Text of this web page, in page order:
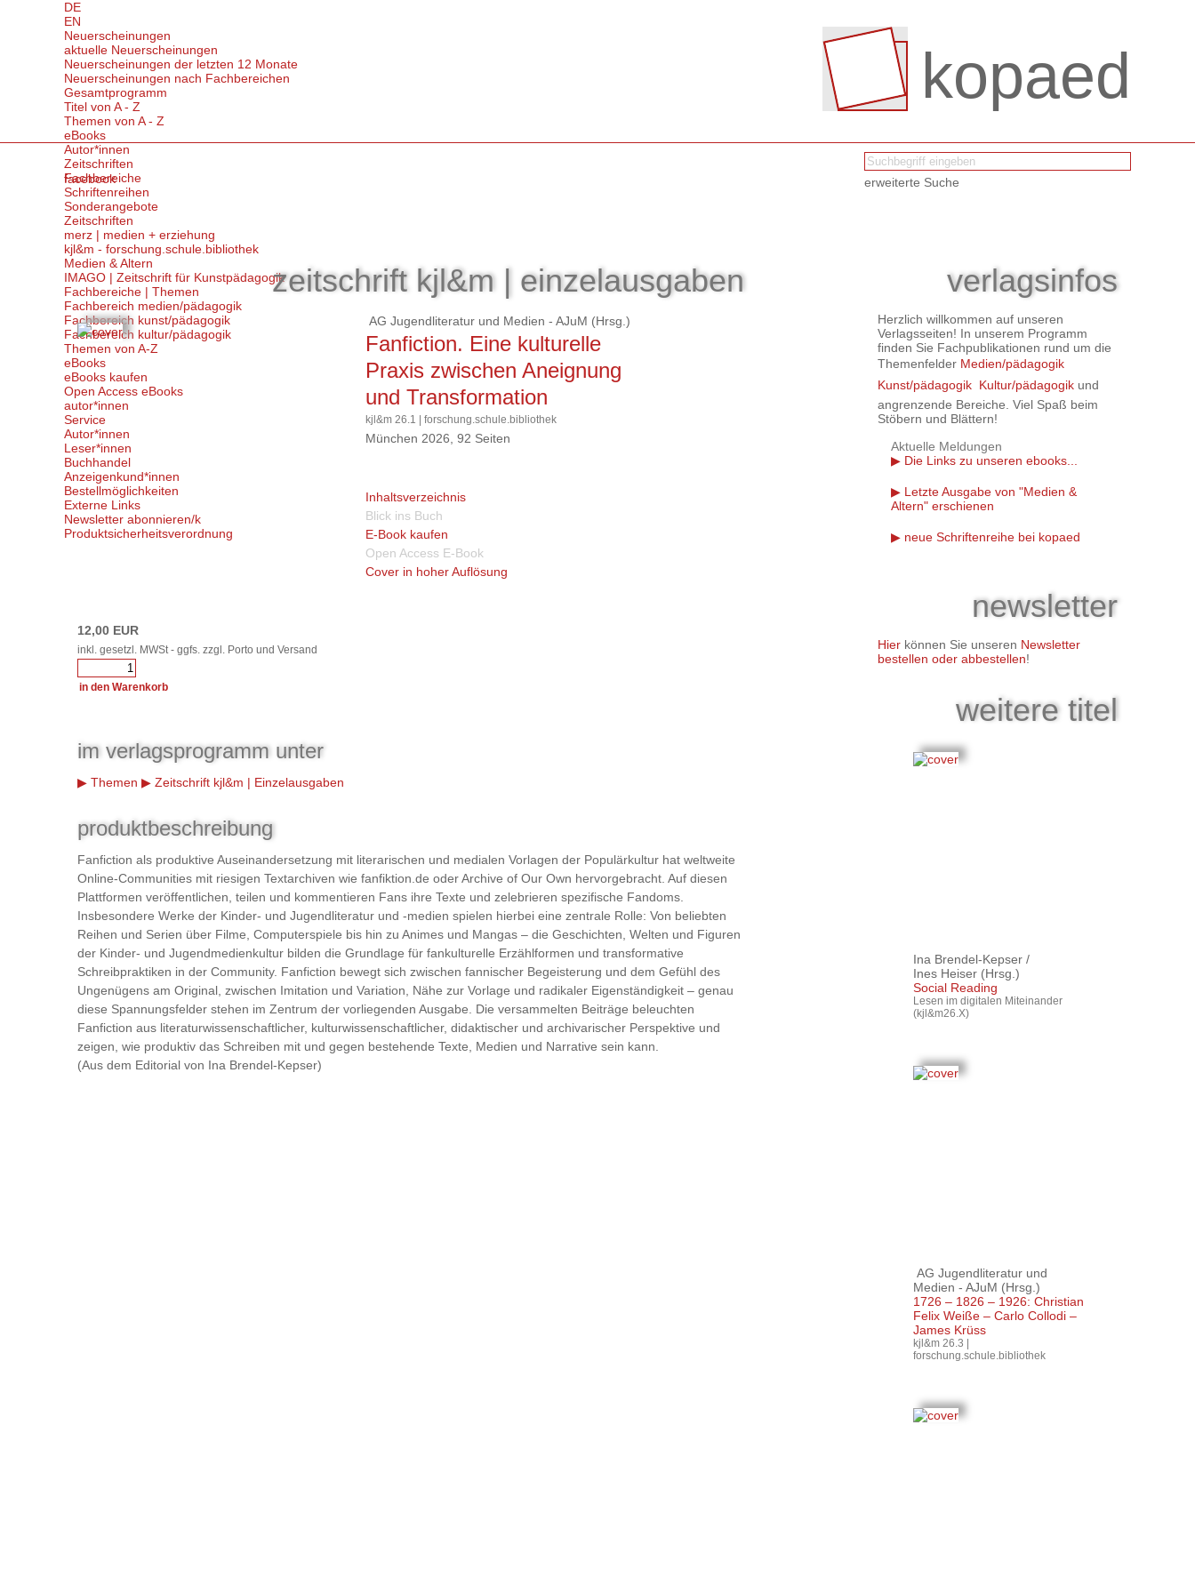
kopaed
DE
EN
Neuerscheinungen
aktuelle Neuerscheinungen
Neuerscheinungen der letzten 12 Monate
Neuerscheinungen nach Fachbereichen
Gesamtprogramm
Titel von A - Z
Themen von A - Z
eBooks
Autor*innen
Zeitschriften
Fachbereiche
Schriftenreihen
Sonderangebote
Zeitschriften
merz | medien + erziehung
kjl&m - forschung.schule.bibliothek
Medien & Altern
IMAGO | Zeitschrift für Kunstpädagogik
Fachbereiche | Themen
Fachbereich medien/pädagogik
Fachbereich kunst/pädagogik
Fachbereich kultur/pädagogik
Themen von A-Z
eBooks
eBooks kaufen
Open Access eBooks
autor*innen
Service
Autor*innen
Leser*innen
Buchhandel
Anzeigenkund*innen
Bestellmöglichkeiten
Externe Links
Newsletter abonnieren/k
Produktsicherheitsverordnung
erweiterte Suche
facebook
zeitschrift kjl&m | einzelausgaben
AG Jugendliteratur und Medien - AJuM (Hrsg.)
Fanfiction. Eine kulturelle
Praxis zwischen Aneignung
und Transformation
kjl&m 26.1 | forschung.schule.bibliothek
München 2026, 92 Seiten
Inhaltsverzeichnis
Blick ins Buch
E-Book kaufen
Open Access E-Book
Cover in hoher Auflösung
12,00 EUR
inkl. gesetzl. MWSt - ggfs. zzgl. Porto und Versand
im verlagsprogramm unter
Themen Zeitschrift kjl&m | Einzelausgaben
produktbeschreibung
Fanfiction als produktive Auseinandersetzung mit literarischen und medialen Vorlagen der Populärkultur hat weltweite
Online-Communities mit riesigen Textarchiven wie fanfiktion.de oder Archive of Our Own hervorgebracht. Auf diesen
Plattformen veröffentlichen, teilen und kommentieren Fans ihre Texte und zelebrieren spezifische Fandoms.
Insbesondere Werke der Kinder- und Jugendliteratur und -medien spielen hierbei eine zentrale Rolle: Von beliebten
Reihen und Serien über Filme, Computerspiele bis hin zu Animes und Mangas – die Geschichten, Welten und Figuren
der Kinder- und Jugendmedienkultur bilden die Grundlage für fankulturelle Erzählformen und transformative
Schreibpraktiken in der Community. Fanfiction bewegt sich zwischen fannischer Begeisterung und dem Gefühl des
Ungenügens am Original, zwischen Imitation und Variation, Nähe zur Vorlage und radikaler Eigenständigkeit – genau
diese Spannungsfelder stehen im Zentrum der vorliegenden Ausgabe. Die versammelten Beiträge beleuchten
Fanfiction aus literaturwissenschaftlicher, kulturwissenschaftlicher, didaktischer und archivarischer Perspektive und
zeigen, wie produktiv das Schreiben mit und gegen bestehende Texte, Medien und Narrative sein kann.
(Aus dem Editorial von Ina Brendel-Kepser)
verlagsinfos
Herzlich willkommen auf unseren
Verlagsseiten! In unserem Programm
finden Sie Fachpublikationen rund um die
Themenfelder Medien/pädagogik
Kunst/pädagogik Kultur/pädagogik und
angrenzende Bereiche. Viel Spaß beim
Stöbern und Blättern!
Aktuelle Meldungen
Die Links zu unseren ebooks...
Letzte Ausgabe von "Medien &
Altern" erschienen
neue Schriftenreihe bei kopaed
newsletter
Hier können Sie unseren Newsletter
bestellen oder abbestellen!
weitere titel
Ina Brendel-Kepser /
Ines Heiser (Hrsg.)
Social Reading
Lesen im digitalen Miteinander
(kjl&m26.X)
AG Jugendliteratur und
Medien - AJuM (Hrsg.)
1726 – 1826 – 1926: Christian
Felix Weiße – Carlo Collodi –
James Krüss
kjl&m 26.3 |
forschung.schule.bibliothek